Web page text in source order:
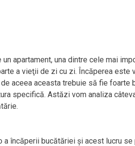
apartament, una dintre cele mai
a vieţii de zi cu zi. Încăperea este
aceea aceasta trebuie să fie foarte
specifică. Astăzi vom analiza
încăperii bucătăriei şi acest lucru se